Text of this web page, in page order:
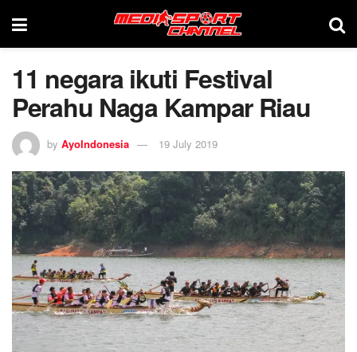
11 negara ikuti Festival
Perahu Naga Kampar Riau
by AyoIndonesia 19 July 2019